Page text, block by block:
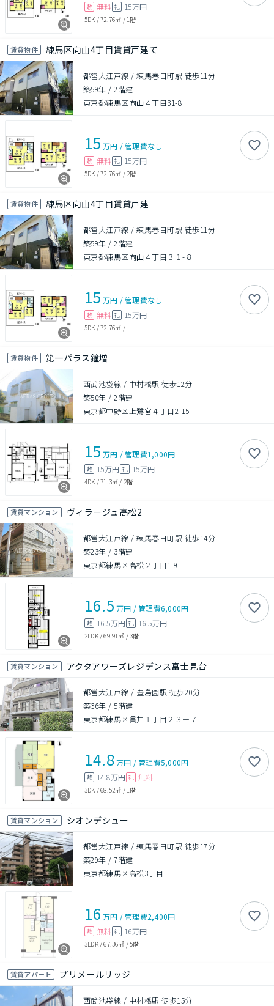
敷 無料 礼 15万円
5DK /72.76㎡ / 1階
賃貸物件 練馬区向山4丁目賃貸戸建て
都営大江戸線 / 練馬春日町駅 徒歩11分
築59年 /2階建
東京都練馬区向山４丁目31-8
15 万円 /管理費なし
敷 無料 礼 15万円
5DK /72.76㎡ / 2階
賃貸物件 練馬区向山4丁目賃貸戸建
都営大江戸線 / 練馬春日町駅 徒歩11分
築59年 /2階建
東京都練馬区向山４丁目３１-８
15 万円 /管理費なし
敷 無料 礼 15万円
5DK /72.76㎡ /-
賃貸物件 第一パラス鐘増
西武池袋線 / 中村橋駅 徒歩12分
築50年 /2階建
東京都中野区上鷺宮４丁目2-15
15 万円 /管理費1,000円
敷 15万円 礼 15万円
4DK /71.3㎡ / 2階
賃貸マンション ヴィラージュ高松2
都営大江戸線 / 練馬春日町駅 徒歩14分
築23年 / 3階建
東京都練馬区高松２丁目1-9
16.5 万円 /管理費6,000円
敷 16.5万円 礼 16.5万円
2LDK/69.91㎡ /3階
賃貸マンション アクタアワーズレジデンス富士見台
都営大江戸線 / 豊島園駅 徒歩20分
築36年 /5階建
東京都練馬区貫井１丁目２３－７
14.8万円 /管理費5,000円
敷 14.8万円 礼 無料
3DK /68.52㎡ / 1階
賃貸マンション シオンデシュー
都営大江戸線 / 練馬春日町駅 徒歩17分
築29年 /7階建
東京都練馬区高松3丁目
16 万円 /管理費2,400円
敷 無料 礼 16万円
3LDK/67.36㎡ /5階
賃貸アパート プリメールリッジ
西武池袋線 / 中村橋駅 徒歩15分